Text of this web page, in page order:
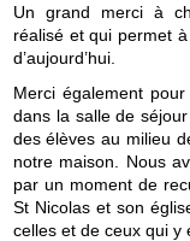
Un grand merci à
réalisé et qui permet
d’aujourd’hui.
Merci également
dans la salle de
des élèves au milieu
notre maison. Nous
par un moment de
St Nicolas et son
celles et de ceux qui y